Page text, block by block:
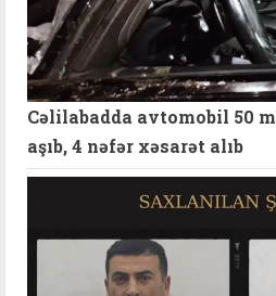
Cəlilabadda avtomobil 50
aşıb, 4 nəfər xəsarət alıb